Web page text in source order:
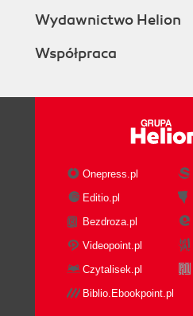
Wydawnictwo Helion
Współpraca
Onepress.pl
Editio.pl
Bezdroza.pl
Videopoint.pl
Czytalisek.pl
Biblio.Ebookpoint.pl